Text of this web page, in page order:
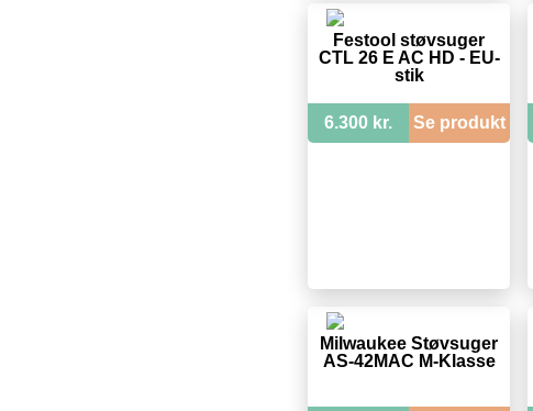
Festool støvsuger
CTL 26 E AC HD - EU-
stik
6.300 kr. Se produkt
Milwaukee Støvsuger
AS-42MAC M-Klasse